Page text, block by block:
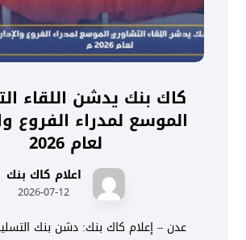
كاك بنك يدشن اللقاء
الموسع لمدراء الفروع
لعام 2026
اعلام كاك بنك
2026-07-12
عدن – إعلام كاك بنك: دشن بنك